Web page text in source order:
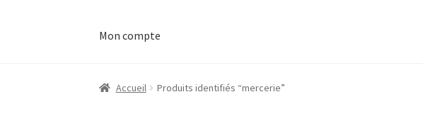
Mon compte
Accueil Contact Ma liste de souhaits Mon espace
Accueil Produits identifiés “mercerie”